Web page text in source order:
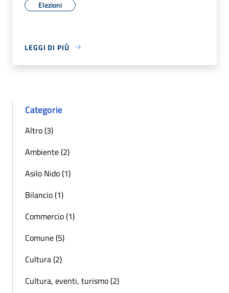
Elezioni
LEGGI DI PIÙ
Categorie
Altro (3)
Ambiente (2)
Asilo Nido (1)
Bilancio (1)
Commercio (1)
Comune (5)
Cultura (2)
Cultura, eventi, turismo (2)